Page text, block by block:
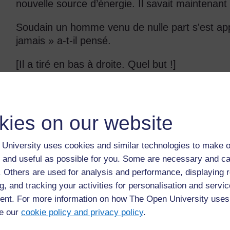
on our website
University uses cookies and similar technologies to make
useful as possible for you. Some are necessary and
Others are used for analysis and performance, displaying
and tracking your activities for personalisation and
For more information on how The Open University
our cookie policy and privacy policy.
nouvelle source d’énergie. Il savait
Soudain un homme venu de nulle part s'est
jamais » a-t-il pensé.
[Il a tiré en bas à droite. Quel but !]
facile à expliquer mais on pourrait dire que l'homme
douleur lui paraissait un mélange de produit
« poursuivants» : personnes qui suivent ou chassent
source
» : un endroit à partir duquel on obtient une
«énergie» : vitalité, capacité de réaliser une activité.
Questions à poser aux enfants durant la
commencement alternatif ou d’une fin